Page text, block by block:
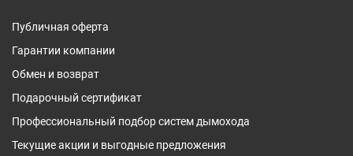
Публичная оферта
Гарантии компании
Обмен и возврат
Подарочный сертификат
Профессиональный подбор систем дымохода
Текущие акции и выгодные предложения